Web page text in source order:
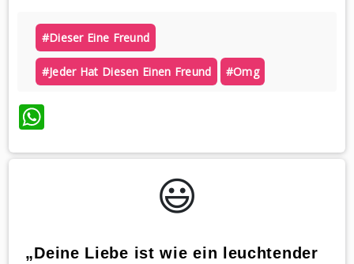
#dieser Eine Freund
#jeder Hat Diesen Einen Freund #omg
WhatsApp
😃️
„Deine Liebe ist wie ein leuchtender